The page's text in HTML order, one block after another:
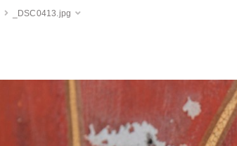
_DSC0413.jpg